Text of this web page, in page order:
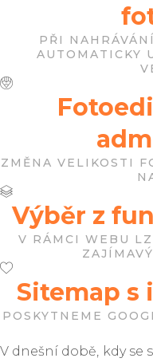
PŘI
AUTOMATICKY
ZMĚNA VELIKOSTI
Výběr z
V RÁMCI WEBU
Sitemap s
POSKYTNEME
V dnešní době, kdy